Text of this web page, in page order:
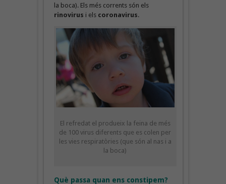
la boca). Els més corrents són els
rinovirus i els coronavirus.
El refredat el produeix la feina de més
de 100 virus diferents que es colen per
les vies respiratòries (que són al nas i a
la boca)
Què passa quan ens constipem?